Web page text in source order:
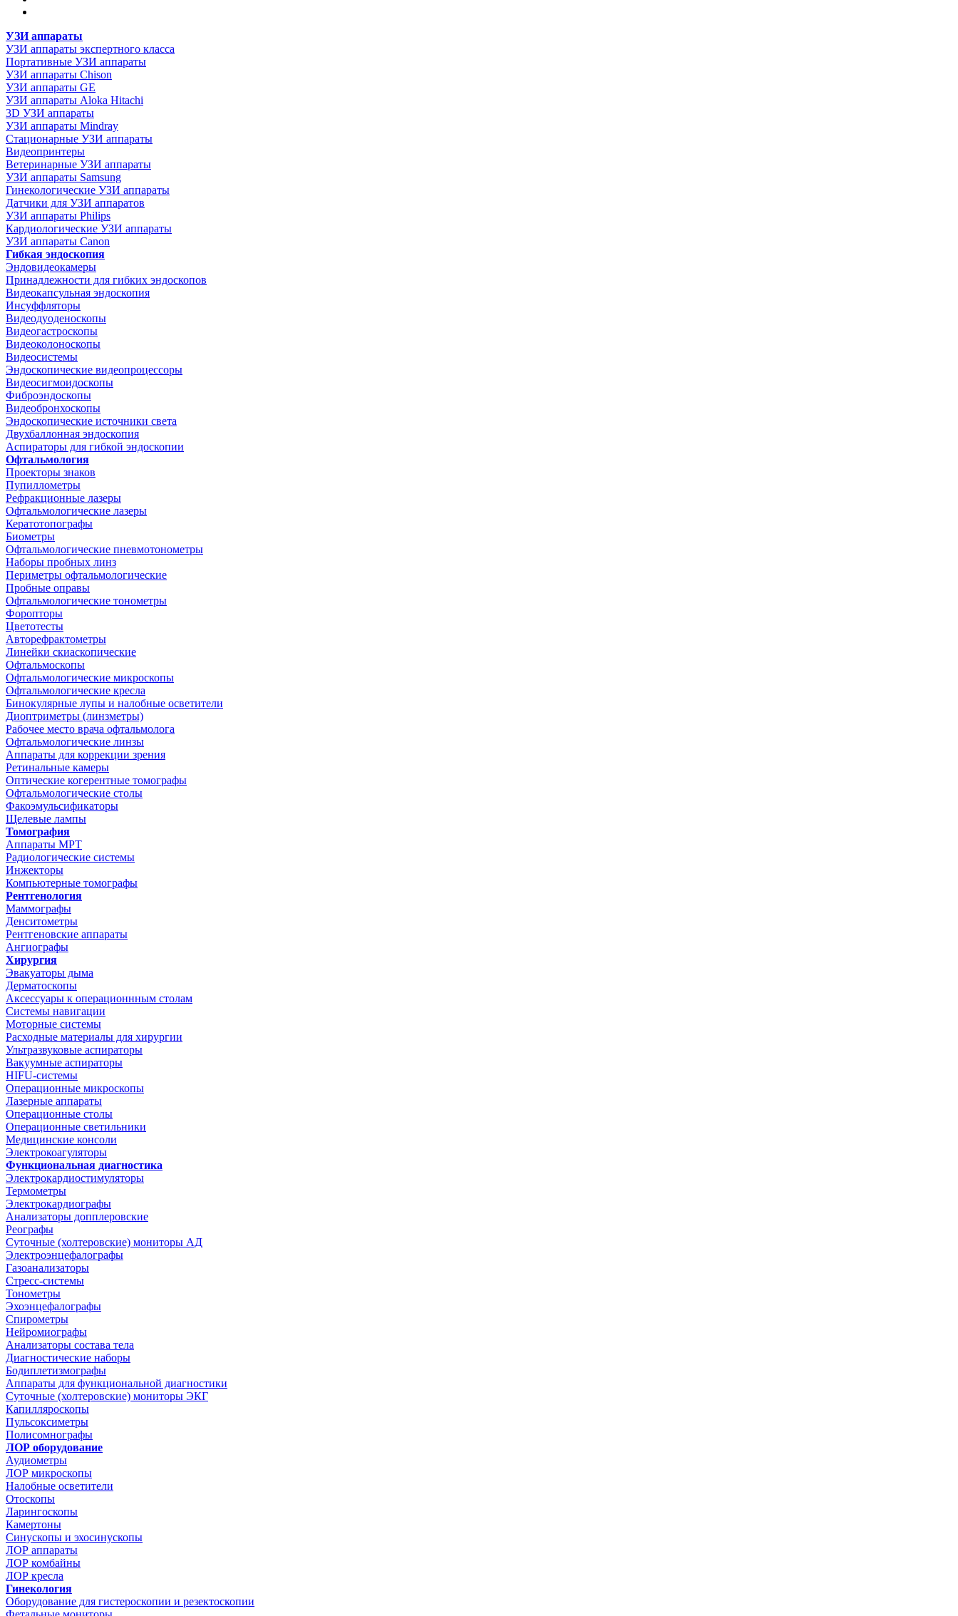
УЗИ аппараты
УЗИ аппараты экспертного класса
Портативные УЗИ аппараты
УЗИ аппараты Chison
УЗИ аппараты GE
УЗИ аппараты Aloka Hitachi
3D УЗИ аппараты
УЗИ аппараты Mindray
Стационарные УЗИ аппараты
Видеопринтеры
Ветеринарные УЗИ аппараты
УЗИ аппараты Samsung
Гинекологические УЗИ аппараты
Датчики для УЗИ аппаратов
УЗИ аппараты Philips
Кардиологические УЗИ аппараты
УЗИ аппараты Canon
Гибкая эндоскопия
Эндовидеокамеры
Принадлежности для гибких эндоскопов
Видеокапсульная эндоскопия
Инсуффляторы
Видеодуоденоскопы
Видеогастроскопы
Видеоколоноскопы
Видеосистемы
Эндоскопические видеопроцессоры
Видеосигмоидоскопы
Фиброэндоскопы
Видеобронхоскопы
Эндоскопические источники света
Двухбаллонная эндоскопия
Аспираторы для гибкой эндоскопии
Офтальмология
Проекторы знаков
Пупиллометры
Рефракционные лазеры
Офтальмологические лазеры
Кератотопографы
Биометры
Офтальмологические пневмотонометры
Наборы пробных линз
Периметры офтальмологические
Пробные оправы
Офтальмологические тонометры
Форопторы
Цветотесты
Авторефрактометры
Линейки скиаскопические
Офтальмоскопы
Офтальмологические микроскопы
Офтальмологические кресла
Бинокулярные лупы и налобные осветители
Диоптриметры (линзметры)
Рабочее место врача офтальмолога
Офтальмологические линзы
Аппараты для коррекции зрения
Ретинальные камеры
Оптические когерентные томографы
Офтальмологические столы
Факоэмульсификаторы
Щелевые лампы
Томография
Аппараты МРТ
Радиологические системы
Инжекторы
Компьютерные томографы
Рентгенология
Маммографы
Денситометры
Рентгеновские аппараты
Ангиографы
Хирургия
Эвакуаторы дыма
Дерматоскопы
Аксессуары к операционнным столам
Системы навигации
Моторные системы
Расходные материалы для хирургии
Ультразвуковые аспираторы
Вакуумные аспираторы
HIFU-системы
Операционные микроскопы
Лазерные аппараты
Операционные столы
Операционные светильники
Медицинские консоли
Электрокоагуляторы
Функциональная диагностика
Электрокардиостимуляторы
Термометры
Электрокардиографы
Анализаторы допплеровские
Реографы
Суточные (холтеровские) мониторы АД
Электроэнцефалографы
Газоанализаторы
Стресс-системы
Тонометры
Эхоэнцефалографы
Спирометры
Нейромиографы
Анализаторы состава тела
Диагностические наборы
Бодиплетизмографы
Аппараты для функциональной диагностики
Суточные (холтеровские) мониторы ЭКГ
Капилляроскопы
Пульсоксиметры
Полисомнографы
ЛОР оборудование
Аудиометры
ЛОР микроскопы
Налобные осветители
Отоскопы
Ларингоскопы
Камертоны
Синускопы и эхосинускопы
ЛОР аппараты
ЛОР комбайны
ЛОР кресла
Гинекология
Оборудование для гистероскопии и резектоскопии